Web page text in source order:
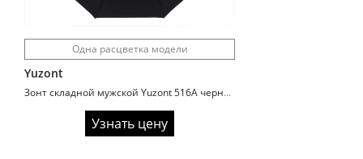
Одна расцветка модели
Yuzont
Зонт складной мужской Yuzont 516A черный
Узнать цену